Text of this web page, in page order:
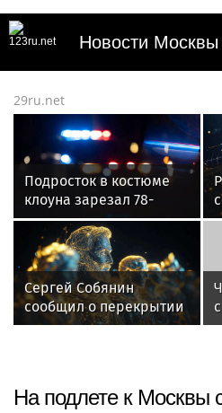
Новости Москвы
29ru.net
Подросток в костюме
клоуна зарезал 78-
летнего мужчину в США
Сергей Собянин
сообщил о перекрытии
дорог в Москве 8 и 9
На подлете к Москвы